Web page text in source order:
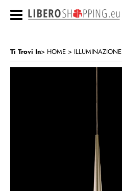
Ti Trovi In HOME ILLUMINAZIONE